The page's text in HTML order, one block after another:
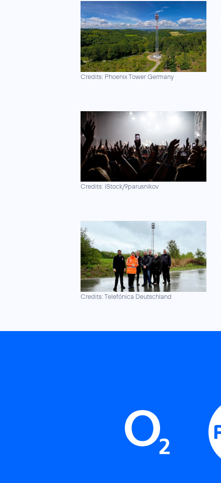
Credits: Phoenix Tower Germany
Credits: iStock/9parusnikov
Credits: Telefónica Deutschland